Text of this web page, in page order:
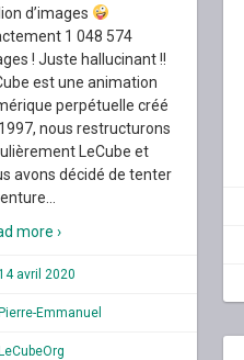
d’images
1 048 574
! Juste hallucinant !!
est une animation
perpétuelle créé
nous restructurons
LeCube et
avons décidé de tenter
more ›
avril 2020
Pierre-Emmanuel
LeCubeOrg